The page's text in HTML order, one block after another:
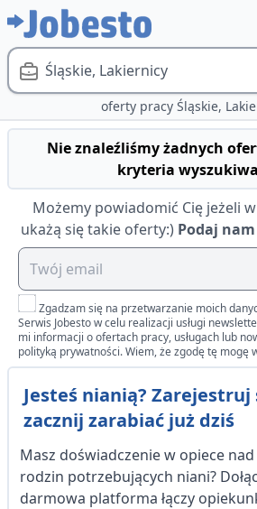
Śląskie, Lakiernicy
oferty pracy Śląskie,
Nie znaleźliśmy żadnych
kryteria
Możemy powiadomić Cię jeżeli
ukażą się takie oferty:) Podaj
Zgadzam się na przetwarzanie moich
Serwis Jobesto w celu realizacji usługi
mi informacji o ofertach pracy, usługach lub
polityką prywatności. Wiem, że zgodę tę mogę
Jesteś nianią?
zacznij zarabiać już dziś
Masz doświadczenie w opiece
rodzin potrzebujących niani?
darmowa platforma łączy